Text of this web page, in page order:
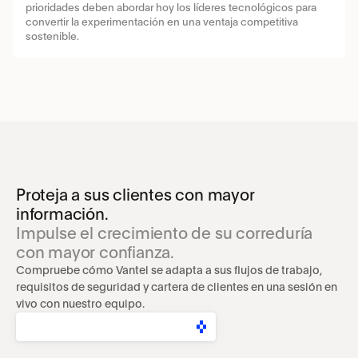
prioridades deben abordar hoy los líderes tecnológicos para
convertir la experimentación en una ventaja competitiva
sostenible.
Proteja a sus clientes con mayor
información.
Impulse el crecimiento de su correduría
con mayor confianza.
Compruebe cómo Vantel se adapta a sus flujos de trabajo,
requisitos de seguridad y cartera de clientes en una sesión en
vivo con nuestro equipo.